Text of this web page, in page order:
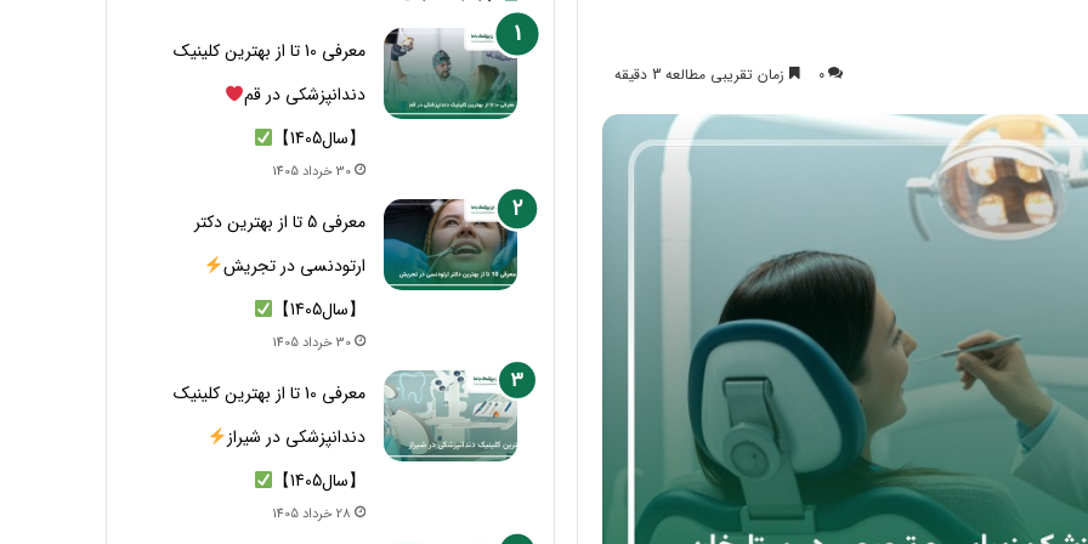
0 زمان تقریبی مطالعه 3 دقیقه
معرفی 10 تا از بهترین کلینیک
دندانپزشکی در قم
【سال1405】
30 خرداد 1405
معرفی 5 تا از بهترین دکتر
ارتودنسی در تجریش
【سال1405】
30 خرداد 1405
معرفی 10 تا از بهترین کلینیک
دندانپزشکی در شیراز
【سال1405】
28 خرداد 1405